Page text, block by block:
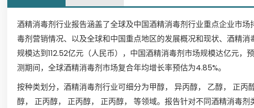
酒精消毒剂行业报告涵盖了全球及中国酒精消毒剂行业重点企业市
毒剂营销情况、以及全球和中国重点地区的发展概况和现状、酒精
规模达到112.52亿元（人民币），中国酒精消毒剂市场规模达亿元
测期间，全球酒精消毒剂市场复合年均增长率预估为4.85%。
按种类划分，酒精消毒剂行业可细分为甲醇， 异丙醇， 乙醇， 正
醇， 正丙醇， 正丙醇， 正丙醇， 等领域。报告针对不同酒精消毒